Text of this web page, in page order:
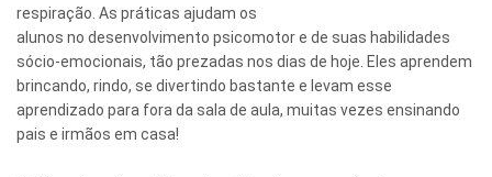
respiração. As práticas ajudam os
alunos no desenvolvimento psicomotor e de suas habilidades
sócio-emocionais, tão prezadas nos dias de hoje. Eles aprendem
brincando, rindo, se divertindo bastante e levam esse
aprendizado para fora da sala de aula, muitas vezes ensinando
pais e irmãos em casa!